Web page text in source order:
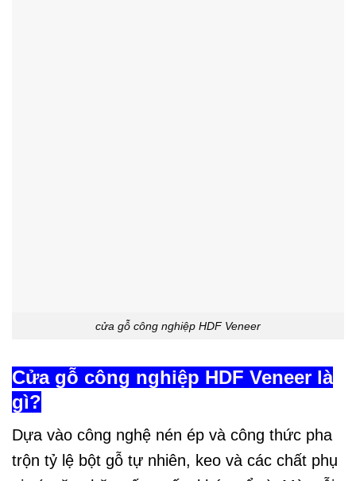
cửa gỗ công nghiệp HDF Veneer
Cửa gỗ công nghiệp HDF Veneer là
gì?
Dựa vào công nghệ nén ép và công thức pha
trộn tỷ lệ bột gỗ tự nhiên, keo và các chất phụ